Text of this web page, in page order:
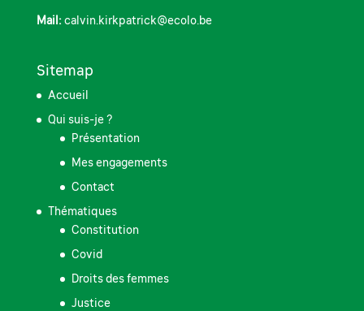
Mail:calvin.kirkpatrick@ecolo.be
Sitemap
Accueil
Qui suis-je ?
Présentation
Mes engagements
Contact
Thématiques
Constitution
Covid
Droits des femmes
Justice